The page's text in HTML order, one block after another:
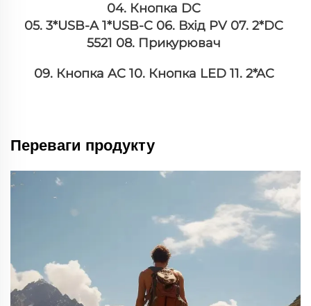
04. Кнопка DC
05. 3*USB-A 1*USB-C 06. Вхід PV 07. 2*DC
5521 08. Прикурювач
09. Кнопка AC 10. Кнопка LED 11. 2*AC
Переваги продукту